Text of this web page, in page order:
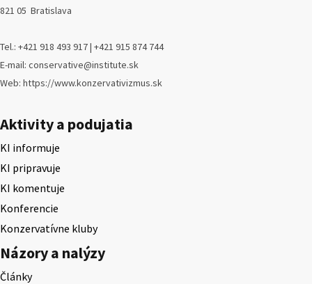
821 05 Bratislava
Tel.: +421 918 493 917 | +421 915 874 744
E-mail: conservative@institute.sk
Web: https://www.konzervativizmus.sk
Aktivity a podujatia
KI informuje
KI pripravuje
KI komentuje
Konferencie
Konzervatívne kluby
Názory a nalýzy
Články